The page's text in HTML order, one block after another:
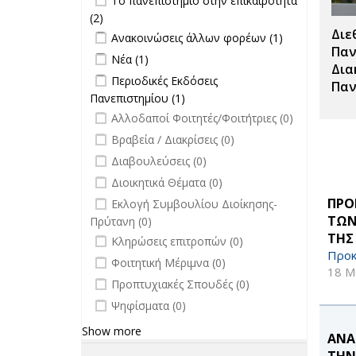
18
Σπουδές filter
επικαιρότητα filter
(2)
επικαιρότητα filter
Apply Ανακοινώσεις άλλων φορέων
filter
Ανακοινώσεις άλλων φορέων (1)
Ανακοινώσεις
φορέων filter
Apply Νέα filter
Νέα (1)
Apply Περιοδικές Εκδόσεις
Πανεπιστημίου filter
Περιοδικές Εκδόσεις
Πανεπιστημίου (1)
Εκδόσεις
Πανεπιστημίου filter
undefined
Αλλοδαποί Φοιτητές/Φοιτήτριες (0)
undefined
Βραβεία / Διακρίσεις (0)
undefined
Διαβουλεύσεις (0)
undefined
Διοικητικά Θέματα (0)
undefined
Εκλογή Συμβουλίου Διοίκησης-
Πρύτανη (0)
undefined
Κληρώσεις επιτροπών (0)
undefined
Φοιτητική Μέριμνα (0)
undefined
Προπτυχιακές Σπουδές (0)
undefined
Ψηφίσματα (0)
Show more